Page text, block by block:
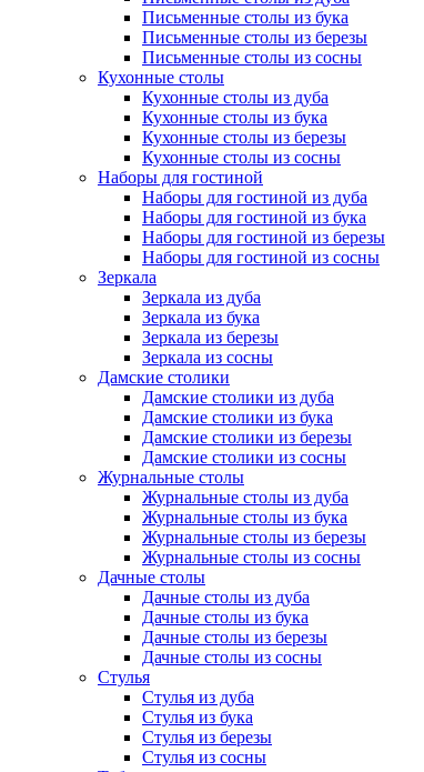
Письменные столы из бука
Письменные столы из березы
Письменные столы из сосны
Кухонные столы
Кухонные столы из дуба
Кухонные столы из бука
Кухонные столы из березы
Кухонные столы из сосны
Наборы для гостиной
Наборы для гостиной из дуба
Наборы для гостиной из бука
Наборы для гостиной из березы
Наборы для гостиной из сосны
Зеркала
Зеркала из дуба
Зеркала из бука
Зеркала из березы
Зеркала из сосны
Дамские столики
Дамские столики из дуба
Дамские столики из бука
Дамские столики из березы
Дамские столики из сосны
Журнальные столы
Журнальные столы из дуба
Журнальные столы из бука
Журнальные столы из березы
Журнальные столы из сосны
Дачные столы
Дачные столы из дуба
Дачные столы из бука
Дачные столы из березы
Дачные столы из сосны
Стулья
Стулья из дуба
Стулья из бука
Стулья из березы
Стулья из сосны